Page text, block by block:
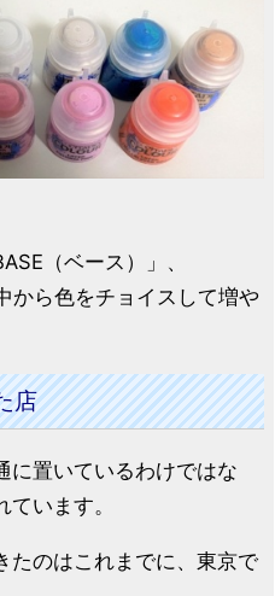
（ベース）」、
から色をチョイスして増や
店
に置いているわけではな
います。
たのはこれまでに、東京で